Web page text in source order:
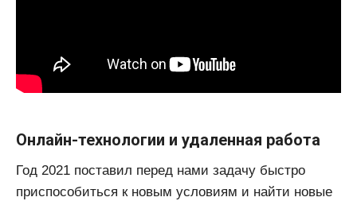
Онлайн-технологии и удаленная работа
Год 2021 поставил перед нами задачу быстро
приспособиться к новым условиям и найти новые